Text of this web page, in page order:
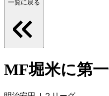
一覧に戻る
MF堀米に第一